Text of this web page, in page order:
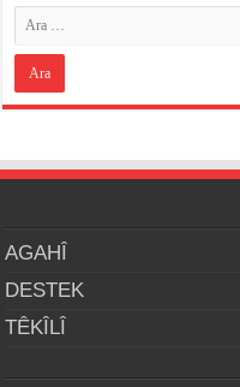
AGAHÎ
DESTEK
TÊKÎLÎ